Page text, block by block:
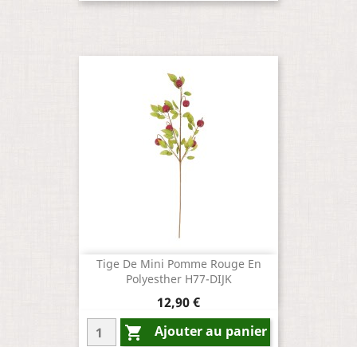
Tige De Mini Pomme Rouge En
Polyesther H77-DIJK
Prix
12,90 €
 Ajouter au panier